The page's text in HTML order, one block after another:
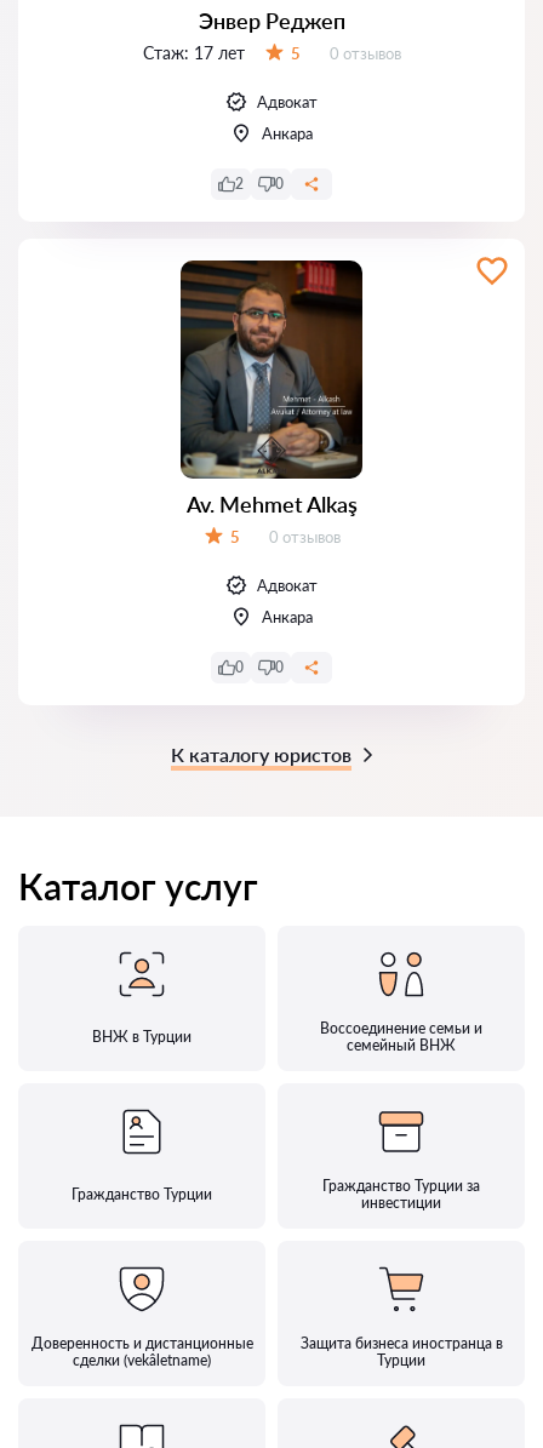
Энвер Реджеп
Стаж: 17 лет 5 Отзывов:
0 отзывов
Адвокат
Анкара
2 0
Av. Mehmet Alkaş
5 Отзывов:
0 отзывов
Адвокат
Анкара
0 0
К каталогу юристов
Каталог услуг
ВНЖ в Турции
Воссоединение семьи и
семейный ВНЖ
Гражданство Турции
Гражданство Турции за
инвестиции
Доверенность и дистанционные
сделки (vekâletname)
Защита бизнеса иностранца в
Турции